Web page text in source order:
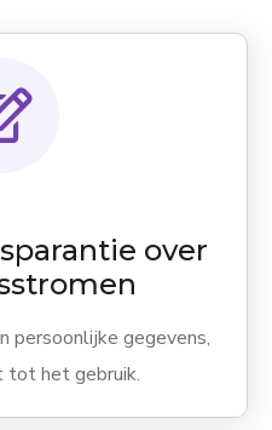
over
persoonlijke gegevens,
tot het gebruik.